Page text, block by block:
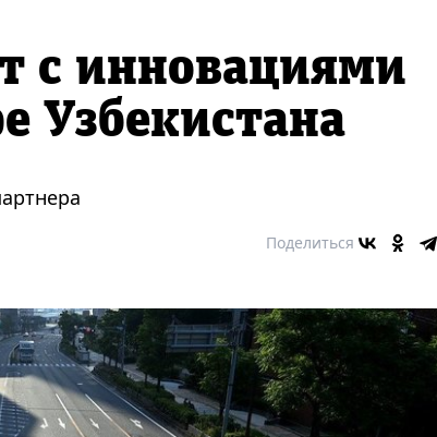
с инновациями
Узбекистана
Поделиться